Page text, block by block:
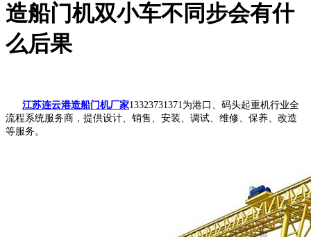
造船门机双小车不同步会有什
么后果
江苏连云港造船门机厂家13323731371为港口、码头起重机行业全
流程系统服务商，提供设计、销售、安装、调试、维修、保养、改造
等服务。